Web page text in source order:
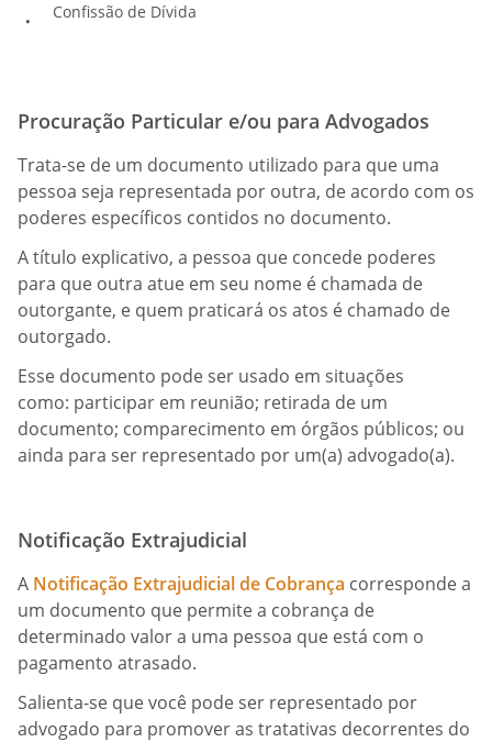
Confissão de Dívida
Procuração Particular e/ou para Advogados
Trata-se de um documento utilizado para que uma
pessoa seja representada por outra, de acordo com os
poderes específicos contidos no documento.
A título explicativo, a pessoa que concede poderes
para que outra atue em seu nome é chamada de
outorgante, e quem praticará os atos é chamado de
outorgado.
Esse documento pode ser usado em situações
como: participar em reunião; retirada de um
documento; comparecimento em órgãos públicos; ou
ainda para ser representado por um(a) advogado(a).
Notificação Extrajudicial
A Notificação Extrajudicial de Cobrança corresponde a
um documento que permite a cobrança de
determinado valor a uma pessoa que está com o
pagamento atrasado.
Salienta-se que você pode ser representado por
advogado para promover as tratativas decorrentes do